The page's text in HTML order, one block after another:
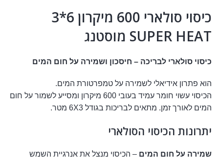
כיסוי סולארי 600 מיקרון 6*3
SUPER HEAT מוסטנג
כיסוי סולארי לבריכה – חיסכון ושמירה על חום המים
הוא פתרון אידיאלי לשמירה על טמפרטורת המים.
הכיסוי עשוי חומר עמיד בעובי 600 מיקרון ומסייע לשמור על חום
המים לאורך זמן. מתאים לבריכות בגודל 6X3 מטר.
יתרונות הכיסוי הסולארי
שמירה על חום המים – הכיסוי מנצל את אנרגיית השמש